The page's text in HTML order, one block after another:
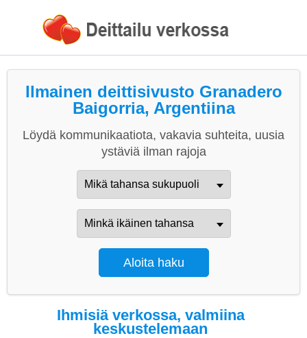
Ilmainen deittisivusto Granadero
Baigorria, Argentiina
Löydä kommunikaatiota, vakavia suhteita, uusia
ystäviä ilman rajoja
Ihmisiä verkossa, valmiina
keskustelemaan